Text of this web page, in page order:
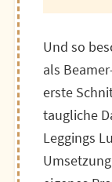
Und so
als
erste
taugliche
Leggings